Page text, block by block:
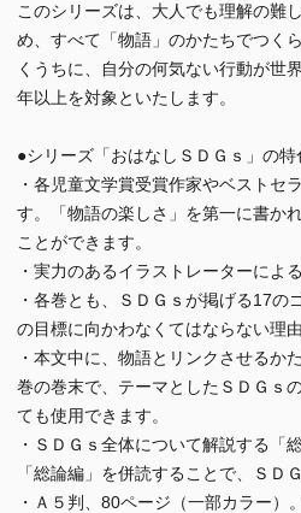
このシリーズは、大人でも理解の難
め、すべて「物語」のかたちでつく
くうちに、自分の何気ない行動が世
年以上を対象といたします。
●シリーズ「おはなしＳＤＧｓ」の特
・各児童文学賞受賞作家やベストセ
す。「物語の楽しさ」を第一に書か
ことができます。
・実力のあるイラストレーターによ
・各巻とも、ＳＤＧｓが掲げる17
の目標に向かわなくてはならない理
・本文中に、物語とリンクさせるか
巻の巻末で、テーマとしたＳＤＧｓ
ても使用できます。
・ＳＤＧｓ全体について解説する「
「総論編」を併読することで、ＳＤ
・Ａ５判、80ページ（一部カラー）